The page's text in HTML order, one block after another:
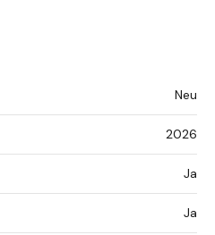
Neu
2026
Ja
Ja